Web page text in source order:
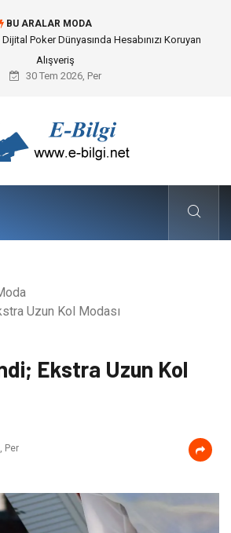
BU ARALAR MODA
Dijital Poker Dünyasında Hesabınızı Koruyan
Alışveriş
30 Tem 2026, Per
Uzun Kol Modası
Ekstra Uzun Kol
Per